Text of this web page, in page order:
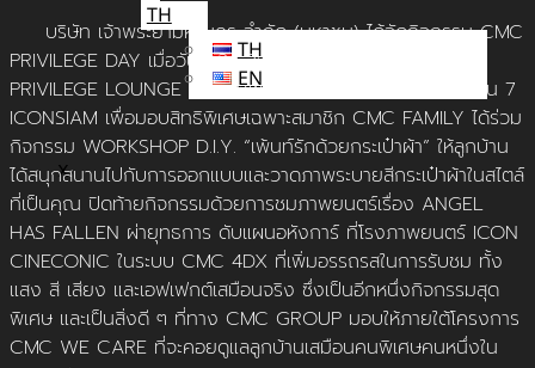
TH
TH
EN
X
บริษัท เจ้าพระยามหานคร จำกัด (มหาชน) ได้จัดกิจกรรม CMC
PRIVILEGE DAY เมื่อวันที่ 24 สิงหาคม 2562 ณ CMC
PRIVILEGE LOUNGE ที่โรงภาพยนตร์ ICON CINECONIC ชั้น 7
ICONSIAM เพื่อมอบสิทธิพิเศษเฉพาะสมาชิก CMC FAMILY ได้ร่วม
กิจกรรม WORKSHOP D.I.Y. “เพ้นท์รักด้วยกระเป๋าผ้า” ให้ลูกบ้าน
ได้สนุกสนานไปกับการออกแบบและวาดภาพระบายสีกระเป๋าผ้าในสไตล์
ที่เป็นคุณ ปิดท้ายกิจกรรมด้วยการชมภาพยนตร์เรื่อง ANGEL
HAS FALLEN ผ่ายุทธการ ดับแผนอหังการ์ ที่โรงภาพยนตร์ ICON
CINECONIC ในระบบ CMC 4DX ที่เพิ่มอรรถรสในการรับชม ทั้ง
แสง สี เสียง และเอฟเฟกต์เสมือนจริง ซึ่งเป็นอีกหนึ่งกิจกรรมสุด
พิเศษ และเป็นสิ่งดี ๆ ที่ทาง CMC GROUP มอบให้ภายใต้โครงการ
CMC WE CARE ที่จะคอยดูแลลูกบ้านเสมือนคนพิเศษคนหนึ่งใน